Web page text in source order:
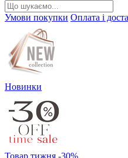
Умови покупки Оплата і
Новинки
Товар тижня -30%